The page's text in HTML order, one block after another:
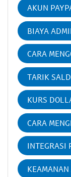
AKUN
BIAYA
CARA
TARIK
KURS
CARA
INTEGRASI
KEAMANAN